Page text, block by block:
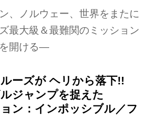
、ノルウェー、世界をまたに
最大級＆最難関のミッション
開ける―
ルーズが ヘリから落下!!
ジャンプを捉えた
ョン：インポッシブル／フ